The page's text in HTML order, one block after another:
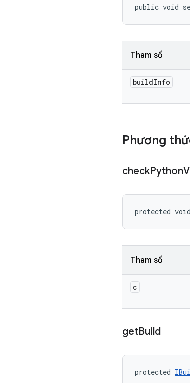
public void
Tham số
buildInfo
Phương
checkPython
protected
Tham số
c
getBuild
protected